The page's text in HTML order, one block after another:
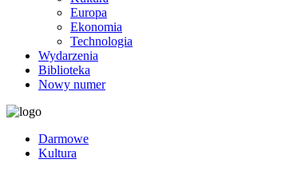
Europa
Ekonomia
Technologia
Wydarzenia
Biblioteka
Nowy numer
Darmowe
Kultura